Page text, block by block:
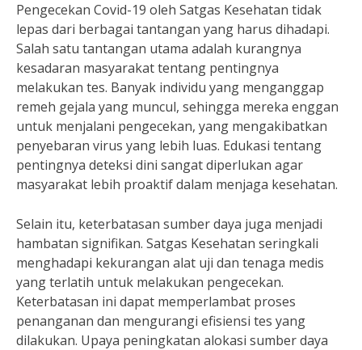
Pengecekan Covid-19 oleh Satgas Kesehatan tidak
lepas dari berbagai tantangan yang harus dihadapi.
Salah satu tantangan utama adalah kurangnya
kesadaran masyarakat tentang pentingnya
melakukan tes. Banyak individu yang menganggap
remeh gejala yang muncul, sehingga mereka enggan
untuk menjalani pengecekan, yang mengakibatkan
penyebaran virus yang lebih luas. Edukasi tentang
pentingnya deteksi dini sangat diperlukan agar
masyarakat lebih proaktif dalam menjaga kesehatan.
Selain itu, keterbatasan sumber daya juga menjadi
hambatan signifikan. Satgas Kesehatan seringkali
menghadapi kekurangan alat uji dan tenaga medis
yang terlatih untuk melakukan pengecekan.
Keterbatasan ini dapat memperlambat proses
penanganan dan mengurangi efisiensi tes yang
dilakukan. Upaya peningkatan alokasi sumber daya